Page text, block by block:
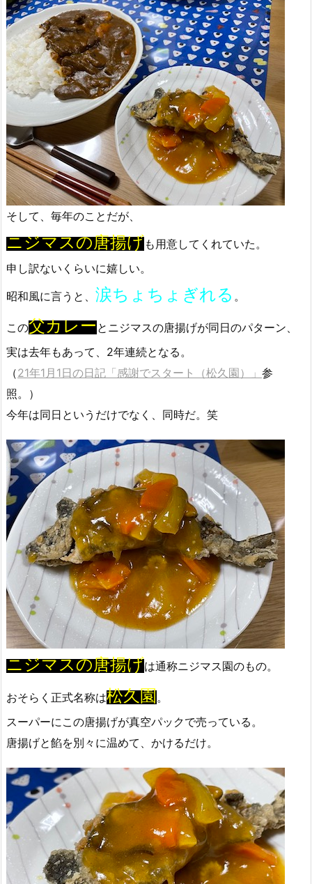
そして、毎年のことだが、
ニジマスの唐揚げも用意してくれていた。
申し訳ないくらいに嬉しい。
昭和風に言うと、 涙ちょちょぎれる 。
この父カレーとニジマスの唐揚げが同日のパターン、
実は去年もあって、2年連続となる。
（21年1月1日の日記「感謝でスタート（松久園）」 参
照。）
今年は同日というだけでなく、同時だ。笑
ニジマスの唐揚げは通称ニジマス園のもの。
おそらく正式名称は松久園。
スーパーにこの唐揚げが真空パックで売っている。
唐揚げと餡を別々に温めて、かけるだけ。